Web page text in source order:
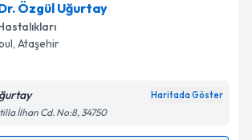
Taşyeneniçin randevu takvimi talebi
bu uzmandan randevu almanız için bir
e-posta ile bilgilendireceğiz.
Özgül Uğurtay
, Ataşehir
Haritada Göster
İlhan Cd. No:8, 34750